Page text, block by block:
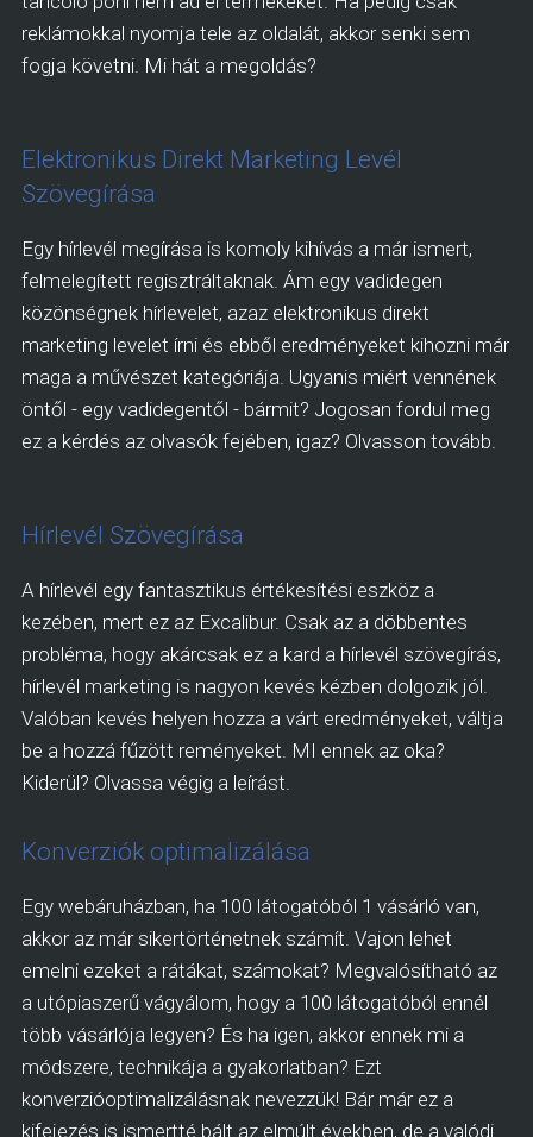
reklámokkal nyomja tele az oldalát, akkor senki sem
fogja követni. Mi hát a megoldás?
Elektronikus Direkt Marketing Levél
Szövegírása
Egy hírlevél megírása is komoly kihívás a már ismert,
felmelegített regisztráltaknak. Ám egy vadidegen
közönségnek hírlevelet, azaz elektronikus direkt
marketing levelet írni és ebből eredményeket kihozni már
maga a művészet kategóriája. Ugyanis miért vennének
öntől - egy vadidegentől - bármit? Jogosan fordul meg
ez a kérdés az olvasók fejében, igaz? Olvasson tovább.
Hírlevél Szövegírása
A hírlevél egy fantasztikus értékesítési eszköz a
kezében, mert ez az Excalibur. Csak az a döbbentes
probléma, hogy akárcsak ez a kard a hírlevél szövegírás,
hírlevél marketing is nagyon kevés kézben dolgozik jól.
Valóban kevés helyen hozza a várt eredményeket, váltja
be a hozzá fűzött reményeket. MI ennek az oka?
Kiderül? Olvassa végig a leírást.
Konverziók optimalizálása
Egy webáruházban, ha 100 látogatóból 1 vásárló van,
akkor az már sikertörténetnek számít. Vajon lehet
emelni ezeket a rátákat, számokat? Megvalósítható az
a utópiaszerű vágyálom, hogy a 100 látogatóból ennél
több vásárlója legyen? És ha igen, akkor ennek mi a
módszere, technikája a gyakorlatban? Ezt
konverzióoptimalizálásnak nevezzük! Bár már ez a
kifejezés is ismertté bált az elmúlt években, de a valódi